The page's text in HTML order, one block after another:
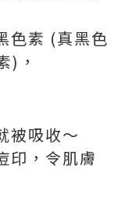
色素 (真黑色
)，
被吸收～
印，令肌膚